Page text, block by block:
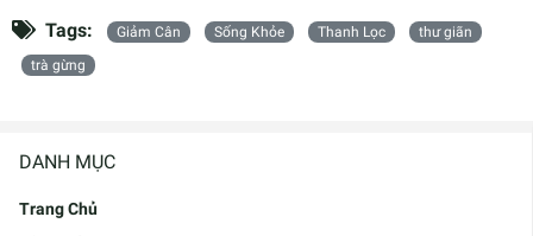
DANH MỤC
Trang Chủ
Tags: Giảm Cân Sống Khỏe Thanh Lọc
thư giãn
trà gừng